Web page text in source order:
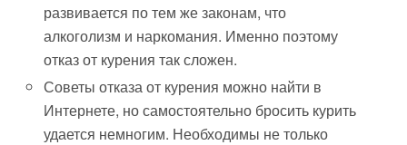
развивается по тем же законам, что
алкоголизм и наркомания. Именно поэтому
отказ от курения так сложен.
Советы отказа от курения можно найти в
Интернете, но самостоятельно бросить курить
удается немногим. Необходимы не только